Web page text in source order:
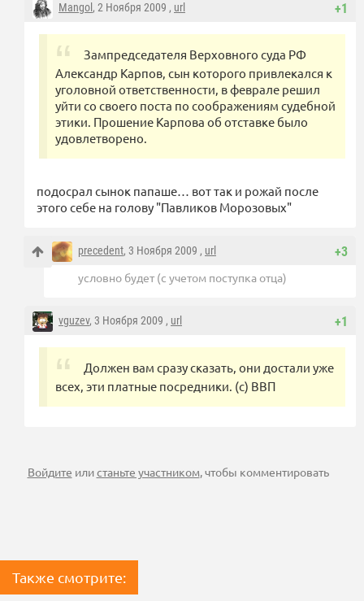
+1
Mangol , 2 Ноября 2009 , url
Зампредседателя Верховного суда РФ
Александр Карпов, сын которого привлекался к
уголовной ответственности, в феврале решил
уйти со своего поста по соображениям судебной
этики. Прошение Карпова об отставке было
удовлетворено.
подосрал сынок папаше… вот так и рожай после
этого себе на голову "Павликов Морозовых"
+3
precedent, 3 Ноября 2009 , url
условно будет (с учетом поступка отца)
+1
vguzev, 3 Ноября 2009 , url
Должен вам сразу сказать, они достали уже
всех, эти платные посредники. (с) ВВП
Войдите илистаньте участником, чтобы комментировать
Также смотрите: